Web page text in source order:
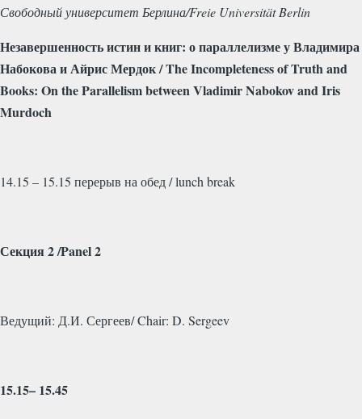
Свободныйуниверситет Берлина/Freie Universität Berlin
Незавершенностьистиникниг: опараллелизмеуВладимира
НабоковаиАйрисМердок/ The Incompleteness of Truth and
Books: On the Parallelism between Vladimir Nabokov and Iris
Murdoch
14.15 – 15.15 перерыв на обед /lunch break
Секция 2 /Panel2
Ведущий: Д.И. Сергеев/Chair: D. Sergeev
15.15– 15.45